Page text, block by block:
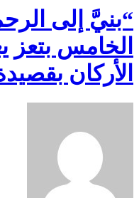
“بنيَّ إلى
الخامس بتعز
الأركان